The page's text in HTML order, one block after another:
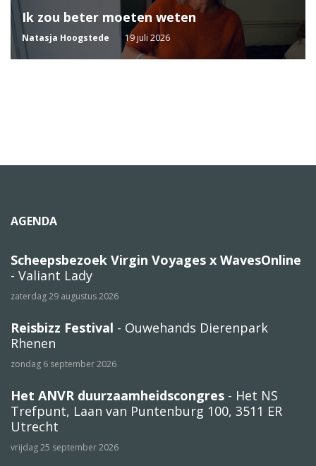
Ik zou beter moeten weten
Natasja Hoogstede 19 juli 2026
AGENDA
Scheepsbezoek Virgin Voyages x WavesOnline
- Valiant Lady
zaterdag 29 augustus 2026
Reisbizz Festival - Ouwehands Dierenpark
Rhenen
zondag 6 september 2026
Het ANVR duurzaamheidscongres - Het NS
Trefpunt, Laan van Puntenburg 100, 3511 ER
Utrecht
vrijdag 25 september 2026